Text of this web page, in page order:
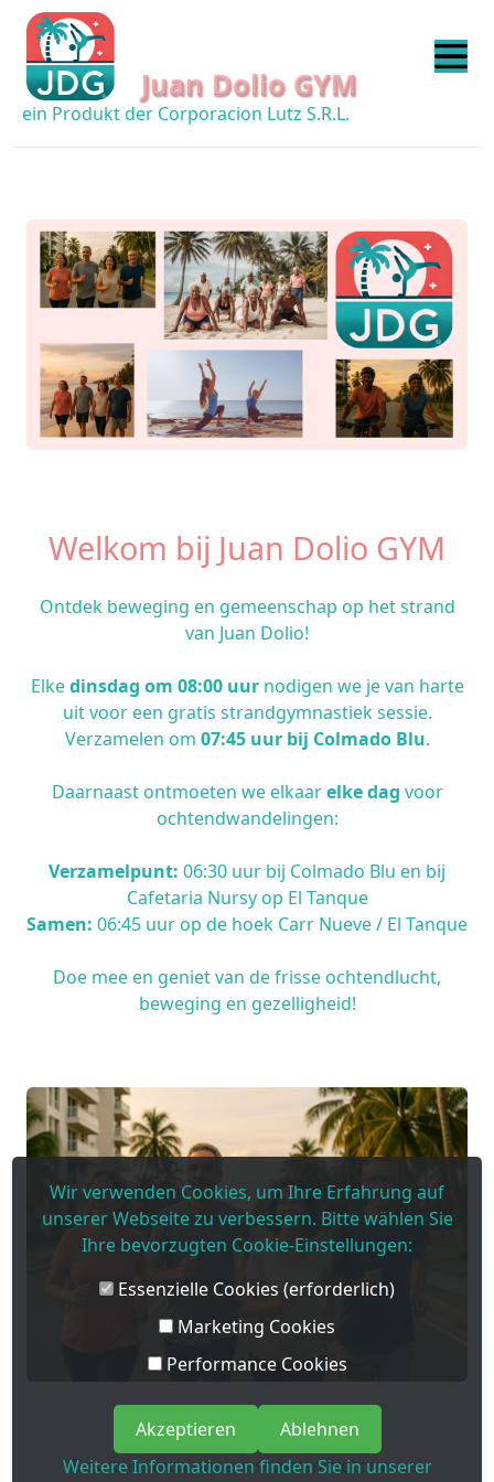
Juan Dolio GYM
ein Produkt der Corporacion Lutz S.R.L.
Welkom bij Juan Dolio GYM
Ontdek beweging en gemeenschap op het strand
van Juan Dolio!
Elkedinsdag om 08:00 uurnodigen we je van harte
uit voor een gratis strandgymnastiek sessie.
Verzamelen om 07:45 uur bij Colmado Blu.
Daarnaast ontmoeten we elkaarelke dag voor
ochtendwandelingen:
Verzamelpunt: 06:30 uur bij Colmado Blu en bij
Cafetaria Nursy op El Tanque
Samen: 06:45 uur op de hoek Carr Nueve / El Tanque
Doe mee en geniet van de frisse ochtendlucht,
beweging en gezelligheid!
Besuche auch unsere sozialen Netzwerke!
Wir verwenden Cookies, um Ihre Erfahrung auf
unserer Webseite zu verbessern. Bitte wählen Sie
Ihre bevorzugten Cookie-Einstellungen:
Essenzielle Cookies (erforderlich)
Marketing Cookies
Performance Cookies
Akzeptieren
Ablehnen
Weitere Informationen finden Sie in unserer